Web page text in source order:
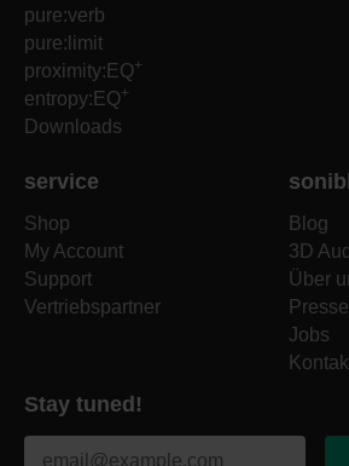
pure:verb
pure:limit
proximity:EQ+
entropy:EQ+
Downloads
service
Shop
My Account
Support
Vertriebspartner
Blog
3D
Über
Presse
Jobs
Stay tuned!